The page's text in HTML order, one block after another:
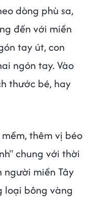
dòng phù sa,
đến với miền
tay út, con
ngón tay. Vào
thước bé, hay
thêm vị béo
chung với thời
người miền Tây
loại bông vàng